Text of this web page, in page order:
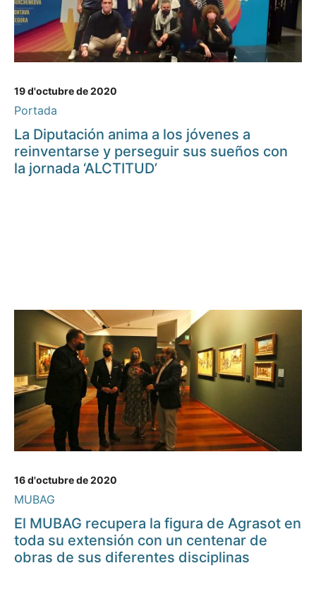
19 d'octubre de 2020
Portada
La Diputación anima a los jóvenes a
reinventarse y perseguir sus sueños con
la jornada ‘ALCTITUD’
16 d'octubre de 2020
MUBAG
El MUBAG recupera la figura de Agrasot en
toda su extensión con un centenar de
obras de sus diferentes disciplinas